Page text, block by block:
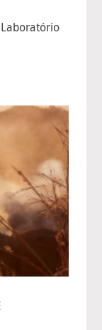
Laboratório